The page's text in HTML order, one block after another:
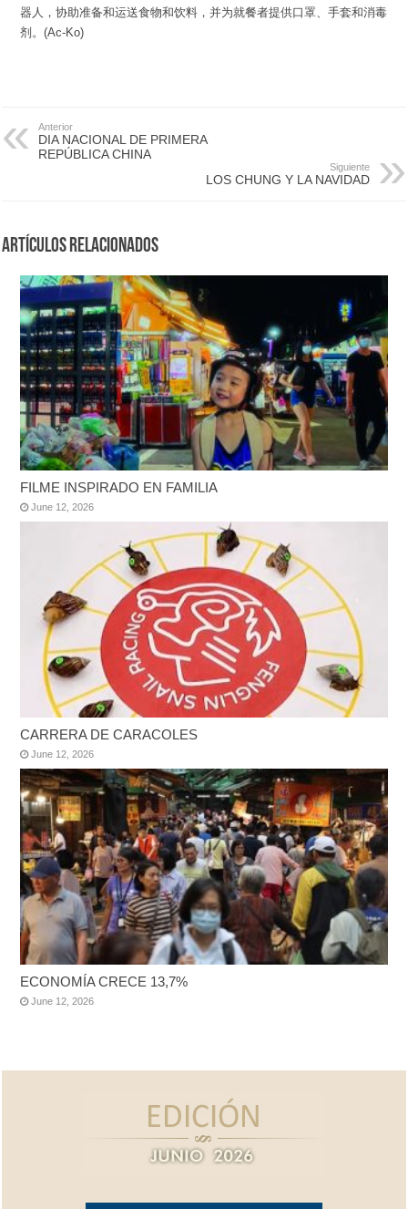
器人，协助准备和运送食物和饮料，并为就餐者提供口罩、手套和消毒
剂。(Ac-Ko)
Anterior
DIA NACIONAL DE PRIMERA
REPÚBLICA CHINA
Siguiente
LOS CHUNG Y LA NAVIDAD
Artículos Relacionados
FILME INSPIRADO EN FAMILIA
June 12, 2026
CARRERA DE CARACOLES
June 12, 2026
ECONOMÍA CRECE 13,7%
June 12, 2026